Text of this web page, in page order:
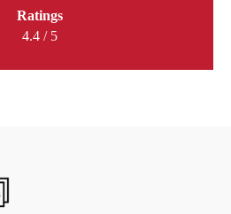
Ratings
4.4 / 5